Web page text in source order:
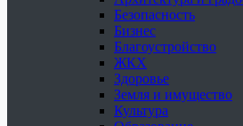
Безопасность
Бизнес
Благоустройство
ЖКХ
Здоровье
Земля и имущество
Культура